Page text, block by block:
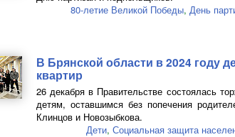
80-летие Великой Победы, День
В Брянской области в 2024 году
квартир
26 декабря в Правительстве состоялась
детям, оставшимся без попечения
Клинцов и Новозыбкова.
Дети, Социальная защита